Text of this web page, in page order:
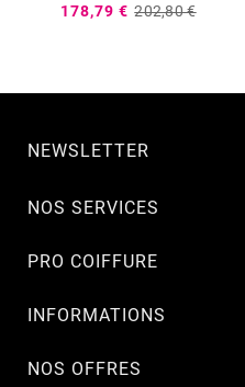
178,79 € 202,80 €
NEWSLETTER
NOS SERVICES
PRO COIFFURE
INFORMATIONS
NOS OFFRES